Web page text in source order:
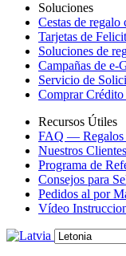
Soluciones
Cestas de
Tarjetas de
Soluciones de
Campañas de e-
Servicio de
Comprar Crédito
Recursos Útiles
FAQ — Regalos
Nuestros Clientes
Programa de
Consejos para
Pedidos al por
Vídeo